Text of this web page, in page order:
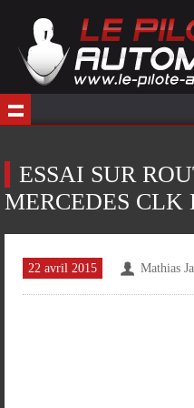
ESSAI SUR
MERCEDES CLK
22 avril 2015 Mathias